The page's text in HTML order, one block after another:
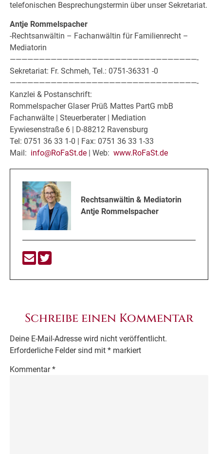
telefonischen Besprechungstermin über unser Sekretariat.
Antje Rommelspacher
-Rechtsanwältin – Fachanwältin für Familienrecht –
Mediatorin
————————————————————————————————-
Sekretariat: Fr. Schmeh, Tel.: 0751-36331 -0
————————————————————————————————-
Kanzlei & Postanschrift:
Rommelspacher Glaser Prüß Mattes PartG mbB
Fachanwälte | Steuerberater | Mediation
Eywiesenstraße 6 | D-88212 Ravensburg
Tel: 0751 36 33 1-0 | Fax: 0751 36 33 1-33
Mail: info@RoFaSt.de | Web: www.RoFaSt.de
Rechtsanwältin & Mediatorin
Antje Rommelspacher
Schreibe einen Kommentar
Deine E-Mail-Adresse wird nicht veröffentlicht.
Erforderliche Felder sind mit * markiert
Kommentar*